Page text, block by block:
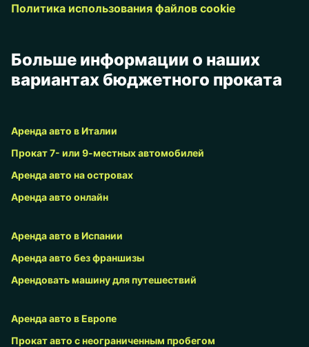
Политика использования файлов cookie
Больше информации о наших
вариантах бюджетного проката
Аренда авто в Италии
Прокат 7- или 9-местных автомобилей
Аренда авто на островах
Аренда авто онлайн
Аренда авто в Испании
Аренда авто без франшизы
Арендовать машину для путешествий
Аренда авто в Европе
Прокат авто с неограниченным пробегом